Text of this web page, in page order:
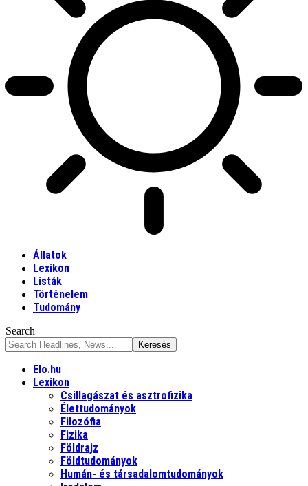
Állatok
Lexikon
Listák
Történelem
Tudomány
Search
Elo.hu
Lexikon
Csillagászat és asztrofizika
Élettudományok
Filozófia
Fizika
Földrajz
Földtudományok
Humán- és társadalomtudományok